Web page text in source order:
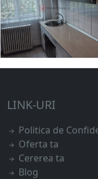
LINK-URI
Politica de
Oferta ta
Cererea ta
Blog